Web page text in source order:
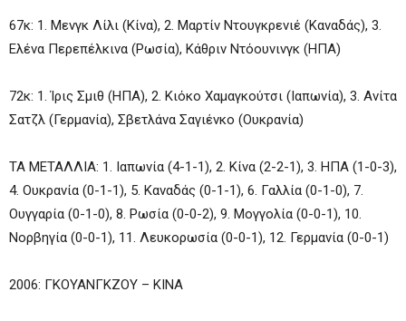
67κ: 1. Μενγκ Λίλι (Κίνα), 2. Μαρτίν Ντουγκρενιέ (Καναδάς), 3.
Ελένα Περεπέλκινα (Ρωσία), Κάθριν Ντόουνινγκ (ΗΠΑ)
72κ: 1. Ίρις Σμιθ (ΗΠΑ), 2. Κιόκο Χαμαγκούτσι (Ιαπωνία), 3. Ανίτα
Σατζλ (Γερμανία), Σβετλάνα Σαγιένκο (Ουκρανία)
ΤΑ ΜΕΤΑΛΛΙΑ: 1. Ιαπωνία (4-1-1), 2. Κίνα (2-2-1), 3. ΗΠΑ (1-0-3),
4. Ουκρανία (0-1-1), 5. Καναδάς (0-1-1), 6. Γαλλία (0-1-0), 7.
Ουγγαρία (0-1-0), 8. Ρωσία (0-0-2), 9. Μογγολία (0-0-1), 10.
Νορβηγία (0-0-1), 11. Λευκορωσία (0-0-1), 12. Γερμανία (0-0-1)
2006: ΓΚΟΥΑΝΓΚΖΟΥ – ΚΙΝΑ